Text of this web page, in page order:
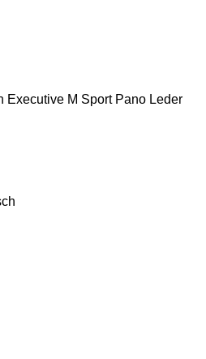
Executive M Sport Pano Leder